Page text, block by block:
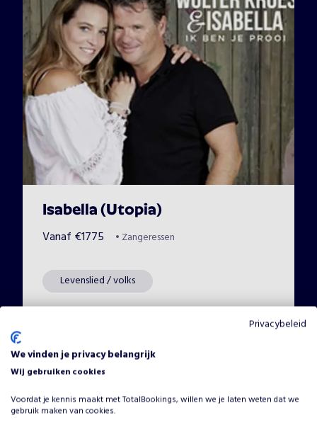
Isabella (Utopia)
Vanaf €1775 • Zangeressen
Levenslied / volks
Privacybeleid
We vinden je privacy belangrijk
Wij gebruiken cookies
Voordat je kennis maakt met TotalBookings, willen we je laten weten dat we
gebruik maken van cookies.